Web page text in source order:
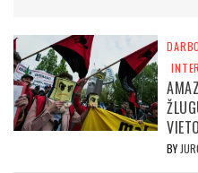
BY